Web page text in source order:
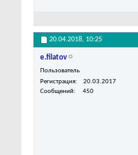
20.04.2018, 10:25
e.filatov
Пользователь
Регистрация
20.03.2017
Сообщений
450